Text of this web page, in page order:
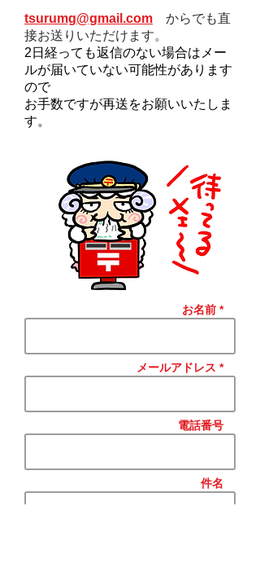
tsurumg@gmail.com
からでも直
接お送りいただけます。
2日経っても返信のない場合はメー
ルが届いていない可能性があります
ので
お手数ですが再送をお願いいたしま
す。
お名前 *
メールアドレス *
電話番号
件名